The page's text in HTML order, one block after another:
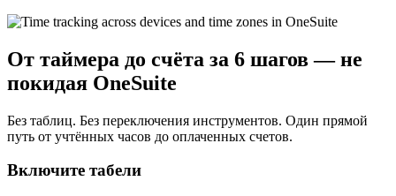
От таймера до счёта за 6 шагов — не
покидая OneSuite
Без таблиц. Без переключения инструментов. Один прямой
путь от учтённых часов до оплаченных счетов.
Включите табели